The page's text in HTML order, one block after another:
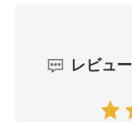
レビュー